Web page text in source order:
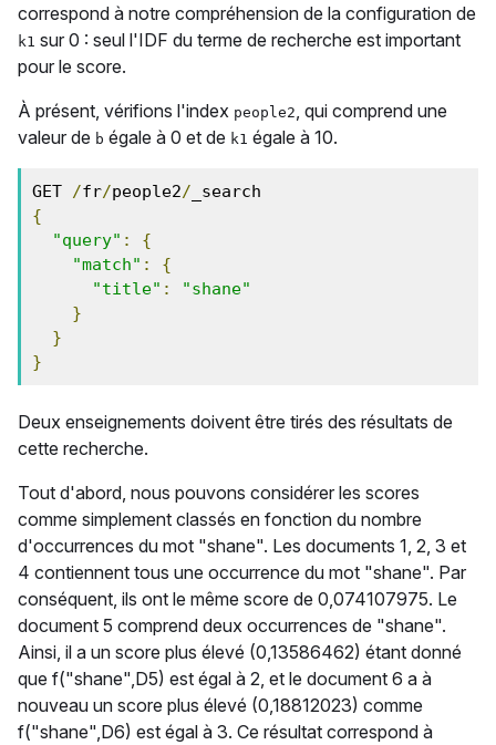
correspond à notre compréhension de la configuration de
k1 sur 0 : seul l'IDF du terme de recherche est important
pour le score.
À présent, vérifions l'index people2, qui comprend une
valeur de b égale à 0 et de k1 égale à 10.
GET /fr/people2/
{
"query" :
{
"match" :
{
"title" :
"shane"
}
}
}
Deux enseignements doivent être tirés des résultats de
cette recherche.
Tout d'abord, nous pouvons considérer les scores
comme simplement classés en fonction du nombre
d'occurrences du mot "shane". Les documents 1, 2, 3 et
4 contiennent tous une occurrence du mot "shane". Par
conséquent, ils ont le même score de 0,074107975. Le
document 5 comprend deux occurrences de "shane".
Ainsi, il a un score plus élevé (0,13586462) étant donné
que f("shane",D5) est égal à 2, et le document 6 a à
nouveau un score plus élevé (0,18812023) comme
f("shane",D6) est égal à 3. Ce résultat correspond à